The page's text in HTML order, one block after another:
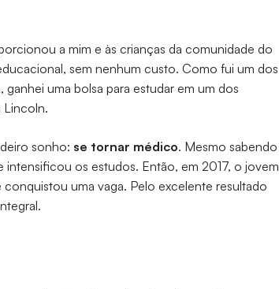
a mim e às crianças da comunidade do
sem nenhum custo. Como fui um dos
uma bolsa para estudar em um dos
Lincoln.
sonho: se tornar médico. Mesmo sabendo
intensificou os estudos. Então, em 2017, o jovem
uma vaga. Pelo excelente resultado